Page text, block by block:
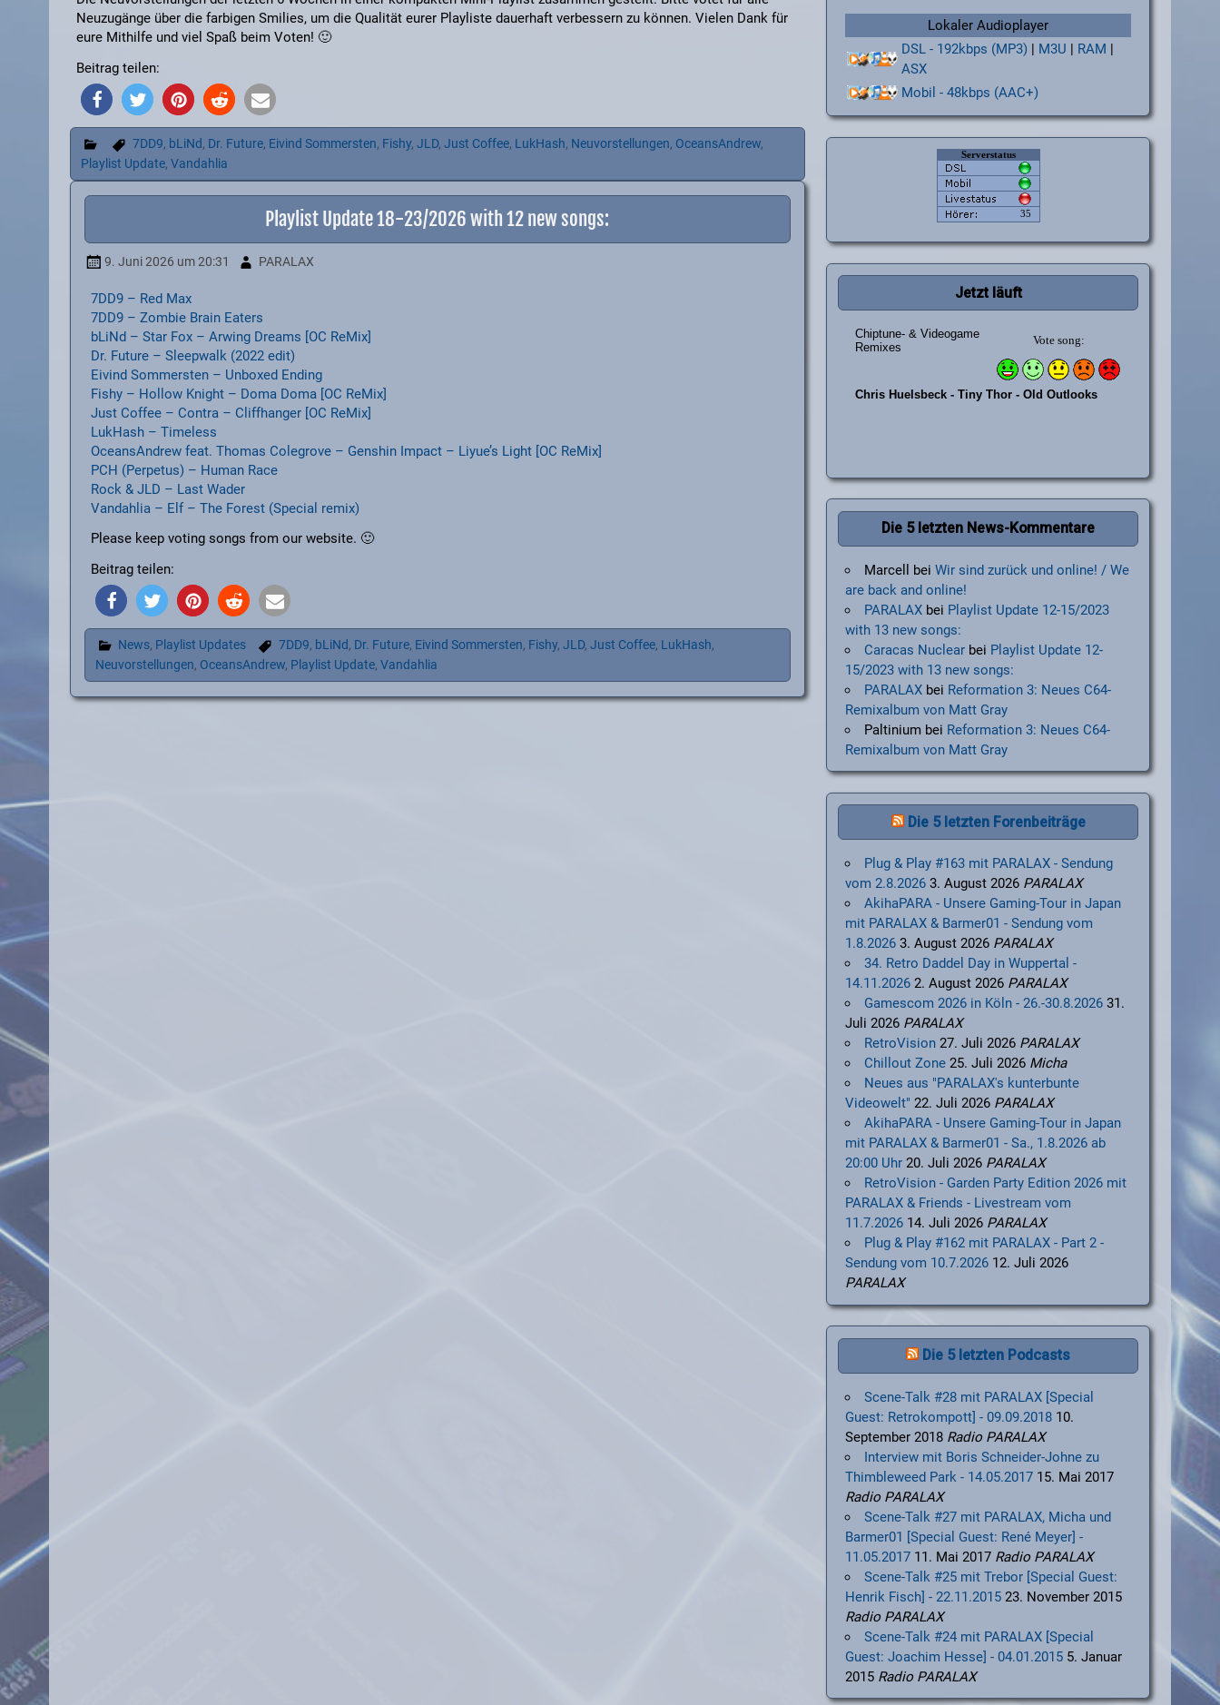
Neuzugänge über die farbigen Smilies, um die Qualität eurer Playliste dauerhaft verbessern zu können. Vielen Dank für
eure Mithilfe und viel Spaß beim Voten! 🙂
Beitrag teilen:
7DD9, bLiNd, Dr. Future, Eivind Sommersten, Fishy,JLD,Just Coffee, LukHash, Neuvorstellungen, OceansAndrew,
Playlist Update,Vandahlia
Playlist Update 18-23/2026 with 12 new songs:
9. Juni 2026 um 20:31 PARALAX
7DD9 – Red Max
7DD9 – Zombie Brain Eaters
bLiNd – Star Fox – Arwing Dreams [OC ReMix]
Dr. Future – Sleepwalk (2022 edit)
Eivind Sommersten – Unboxed Ending
Fishy – Hollow Knight – Doma Doma [OC ReMix]
Just Coffee – Contra – Cliffhanger [OC ReMix]
LukHash – Timeless
OceansAndrew feat. Thomas Colegrove – Genshin Impact – Liyue’s Light [OC ReMix]
PCH (Perpetus) – Human Race
Rock & JLD – Last Wader
Vandahlia – Elf – The Forest (Special remix)
Please keep voting songs from our website. 🙂
Beitrag teilen:
News, Playlist Updates 7DD9, bLiNd, Dr. Future, Eivind Sommersten, Fishy, JLD, Just Coffee, LukHash,
Neuvorstellungen, OceansAndrew, Playlist Update,Vandahlia
Lokaler Audioplayer
DSL - 192kbps (MP3) | M3U | RAM |
ASX
Mobil - 48kbps (AAC+)
Jetzt läuft
Die 5 letzten News-Kommentare
Marcell beiWir sind zurück und online! / We
are back and online!
PARALAX bei Playlist Update 12-15/2023
with 13 new songs:
Caracas Nuclear bei Playlist Update 12-
15/2023 with 13 new songs:
PARALAX bei Reformation 3: Neues C64-
Remixalbum von Matt Gray
Paltinium bei Reformation 3: Neues C64-
Remixalbum von Matt Gray
Die 5 letzten Forenbeiträge
Plug & Play #163 mit PARALAX - Sendung
vom 2.8.2026 3. August 2026 PARALAX
AkihaPARA - Unsere Gaming-Tour in Japan
mit PARALAX & Barmer01 - Sendung vom
1.8.2026 3. August 2026 PARALAX
34. Retro Daddel Day in Wuppertal -
14.11.2026 2. August 2026 PARALAX
Gamescom 2026 in Köln - 26.-30.8.2026 31.
Juli 2026 PARALAX
RetroVision 27. Juli 2026 PARALAX
Chillout Zone 25. Juli 2026 Micha
Neues aus "PARALAX's kunterbunte
Videowelt" 22. Juli 2026 PARALAX
AkihaPARA - Unsere Gaming-Tour in Japan
mit PARALAX & Barmer01 - Sa., 1.8.2026 ab
20:00 Uhr 20. Juli 2026 PARALAX
RetroVision - Garden Party Edition 2026 mit
PARALAX & Friends - Livestream vom
11.7.2026 14. Juli 2026 PARALAX
Plug & Play #162 mit PARALAX - Part 2 -
Sendung vom 10.7.2026 12. Juli 2026
PARALAX
Die 5 letzten Podcasts
Scene-Talk #28 mit PARALAX [Special
Guest: Retrokompott] - 09.09.2018 10.
September 2018 Radio PARALAX
Interview mit Boris Schneider-Johne zu
Thimbleweed Park - 14.05.2017 15. Mai 2017
Radio PARALAX
Scene-Talk #27 mit PARALAX, Micha und
Barmer01 [Special Guest: René Meyer] -
11.05.2017 11. Mai 2017 Radio PARALAX
Scene-Talk #25 mit Trebor [Special Guest:
Henrik Fisch] - 22.11.2015 23. November 2015
Radio PARALAX
Scene-Talk #24 mit PARALAX [Special
Guest: Joachim Hesse] - 04.01.2015 5. Januar
2015 Radio PARALAX